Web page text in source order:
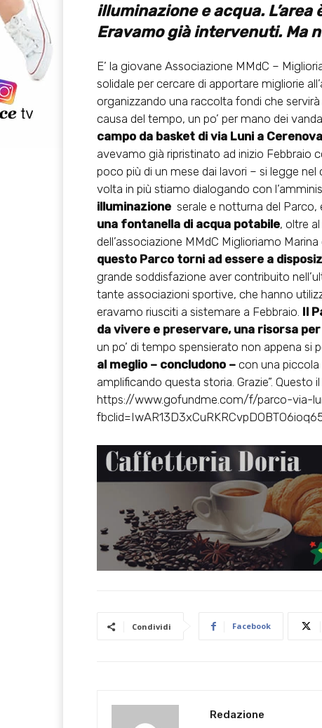
illuminazione e acqua.
Eravamo già intervenuti. Ma
E’ la giovane Associazione MMdC –
solidale per cercare di apportare migliorie
organizzando una raccolta fondi che
causa del tempo, un po’ per mano dei
campo da basket di via Luni a
avevamo già ripristinato ad inizio Febbraio
poco più di un mese dai lavori – si legge
volta in più stiamo dialogando con
illuminazione serale e notturna del Parco,
una fontanella di acqua potabile, oltre
dell’associazione MMdC Miglioriamo
questo Parco torni ad essere a
grande soddisfazione aver contribuito
tante associazioni sportive, che hanno
eravamo riusciti a sistemare a Febbraio. Il
da vivere e preservare, una risorsa
un po’ di tempo spensierato non appena si
al meglio – concludono – con una
amplificando questa storia. Grazie”. Questo
https://www.gofundme.com/f/parco-via-
Condividi Facebook
Redazione